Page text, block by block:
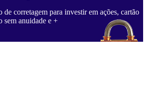
de corretagem para investir em ações, cartão
sem anuidade e +